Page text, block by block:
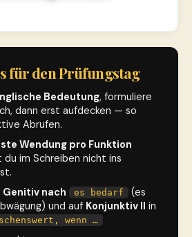
für den Prüfungstag
Bedeutung, formuliere
dann erst aufdecken — so
Abrufen.
Wendung pro Funktion
im Schreiben nicht ins
Genitiv nach es bedarf
(es
und auf Konjunktiv II in
wenn …